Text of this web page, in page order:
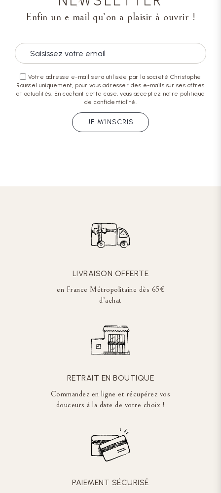
Enfin un e-mail qu’on a plaisir à ouvrir !
Votre adresse e-mail sera utilisée par la société Christophe
Roussel uniquement, pour vous adresser des e-mails sur ses offres
et actualités. En cochant cette case, vous acceptez notre politique
de confidentialité.
JE M’INSCRIS
LIVRAISON OFFERTE
en France Métropolitaine dès 65€
d’achat
RETRAIT EN BOUTIQUE
Commandez en ligne et récupérez vos
douceurs à la date de votre choix !
PAIEMENT SÉCURISÉ